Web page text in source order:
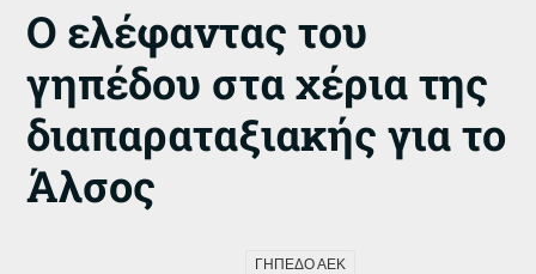
Ο ελέφαντας του
γηπέδου στα χέρια της
διαπαραταξιακής για το
Άλσος
ΓΗΠΕΔΟ ΑΕΚ